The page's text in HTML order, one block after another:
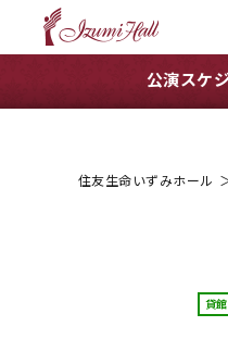
公演スケ
住友生命いずみホール
貸館